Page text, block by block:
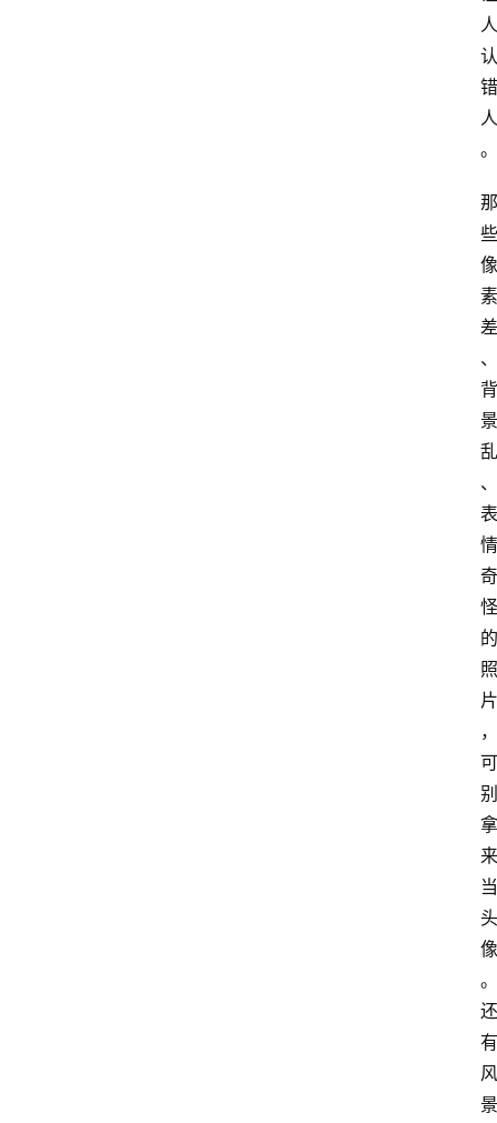
人
认
错
人
。
那
些
像
素
差
、
背
景
乱
、
表
情
奇
怪
的
照
片
，
可
别
拿
来
当
头
像
。
还
有
风
景